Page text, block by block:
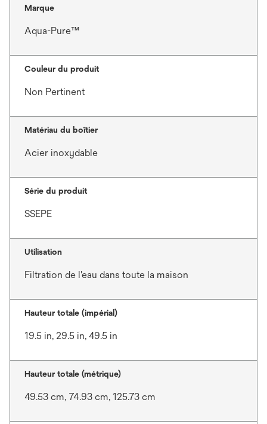
Marque
Aqua-Pure™
Couleur du produit
Non Pertinent
Matériau du boîtier
Acier inoxydable
Série du produit
SSEPE
Utilisation
Filtration de l'eau dans toute la maison
Hauteur totale (impérial)
19.5 in, 29.5 in, 49.5 in
Hauteur totale (métrique)
49.53 cm, 74.93 cm, 125.73 cm